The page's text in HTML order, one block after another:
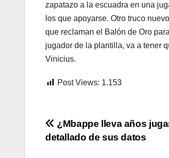
zapatazo a la escuadra en una
los que apoyarse. Otro truco
que reclaman el Balón de Oro
jugador de la plantilla, va a tener
Vinicius.
Post Views: 1.153
Navegación
¿Mbappe lleva años
detallado de sus datos